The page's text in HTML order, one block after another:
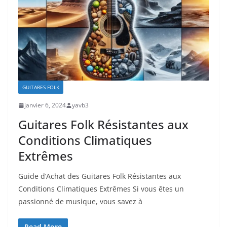
GUITARES FOLK
janvier 6, 2024 yavb3
Guitares Folk Résistantes aux
Conditions Climatiques
Extrêmes
Guide d’Achat des Guitares Folk Résistantes aux
Conditions Climatiques Extrêmes Si vous ​êtes un
passionné de musique, vous savez à